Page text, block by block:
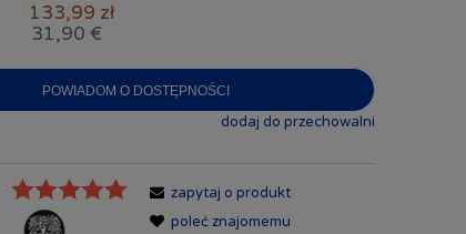
133,99 zł
31,90 €
POWIADOM O DOSTĘPNOŚCI
dodaj do przechowalni
zapytaj o produkt
poleć znajomemu